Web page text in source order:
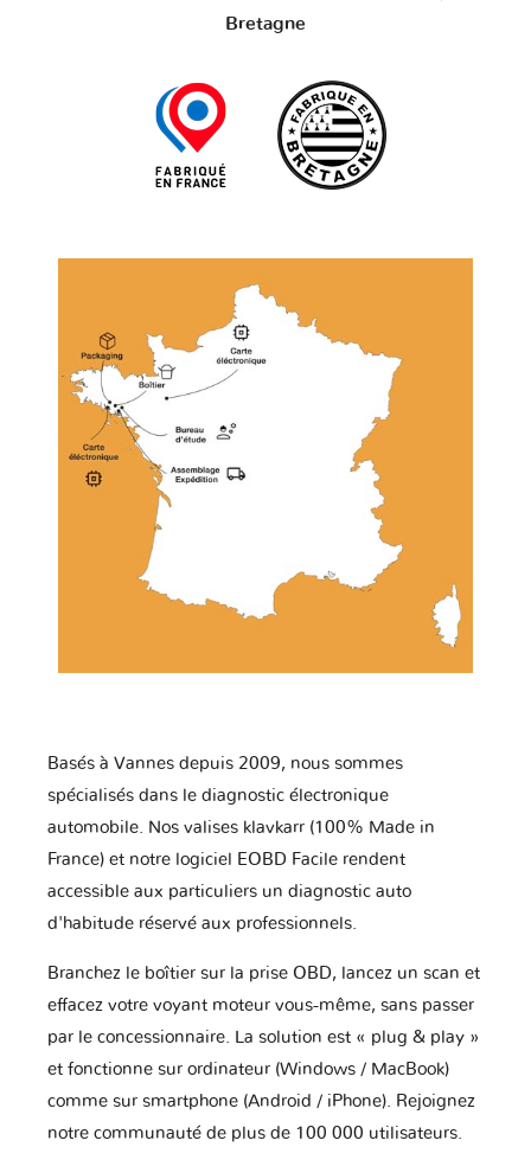
Bretagne
Basés à Vannes depuis 2009, nous sommes
spécialisés dans le diagnostic électronique
automobile. Nos valises klavkarr (100% Made in
France) et notre logiciel EOBD Facile rendent
accessible aux particuliers un diagnostic auto
d'habitude réservé aux professionnels.
Branchez le boîtier sur la prise OBD, lancez un scan et
effacez votre voyant moteur vous-même, sans passer
par le concessionnaire. La solution est « plug & play »
et fonctionne sur ordinateur (Windows / MacBook)
comme sur smartphone (Android / iPhone). Rejoignez
notre communauté de plus de 100 000 utilisateurs.